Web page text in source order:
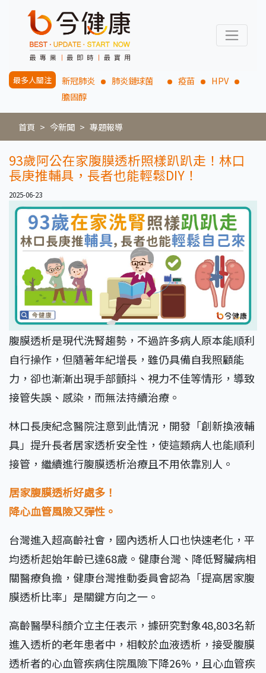
最多人關注 新冠肺炎 肺炎鏈球菌 疫苗
HPV
膽固醇
首頁 今新聞 專題報導
93歲阿公在家腹膜透析照樣趴趴走！林口
長庚推輔具，長者也能輕鬆DIY！
2025-06-23
腹膜透析是現代洗腎趨勢，不過許多病人原本能順利
自行操作，但隨著年紀增長，雖仍具備自我照顧能
力，卻也漸漸出現手部顫抖、視力不佳等情形，導致
接管失誤、感染，而無法持續治療。
林口長庚紀念醫院注意到此情況，開發「創新換液輔
具」提升長者居家透析安全性，使這類病人也能順利
接管，繼續進行腹膜透析治療且不用依靠別人。
居家腹膜透析好處多！
降心血管風險又彈性。
台灣進入超高齡社會，國內透析人口也快速老化，平
均透析起始年齡已達68歲。健康台灣、降低腎臟病相
關醫療負擔，健康台灣推動委員會認為「提高居家腹
膜透析比率」是關鍵方向之一。
高齡醫學科顏介立主任表示，據研究對象48,803名新
進入透析的老年患者中，相較於血液透析，接受腹膜
透析者的心血管疾病住院風險下降26%，且心血管疾